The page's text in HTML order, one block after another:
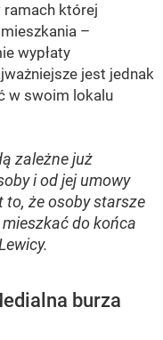
ramach której
–
wypłaty
jest jednak
w swoim lokalu
zależne już
i od jej umowy
to, że osoby starsze
do końca
burza